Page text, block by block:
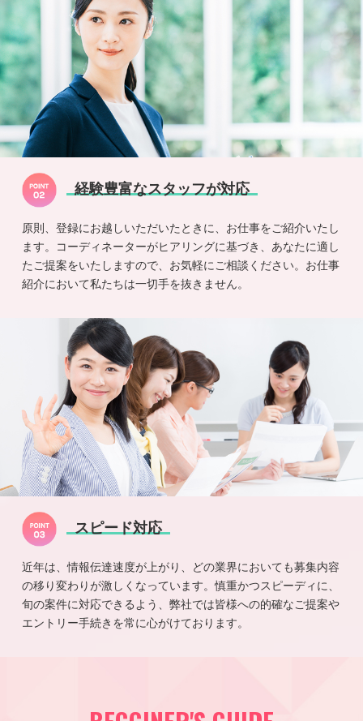
経験豊富なスタッフが対応
原則、登録にお越しいただいたときに、お仕事をご紹介いたし
ます。コーディネーターがヒアリングに基づき、あなたに適し
たご提案をいたしますので、お気軽にご相談ください。お仕事
紹介において私たちは一切手を抜きません。
スピード対応
近年は、情報伝達速度が上がり、どの業界においても募集内容
の移り変わりが激しくなっています。慎重かつスピーディに、
旬の案件に対応できるよう、弊社では皆様への的確なご提案や
エントリー手続きを常に心がけております。